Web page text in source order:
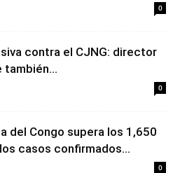
0
contra el CJNG: director
también...
0
del Congo supera los 1,650
casos confirmados...
0